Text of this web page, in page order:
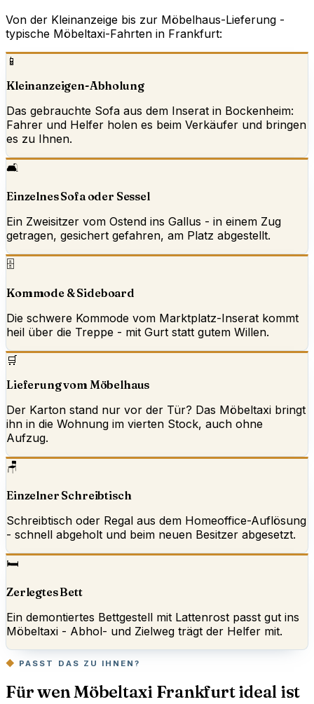
Von der Kleinanzeige bis zur Möbelhaus-Lieferung -
typische Möbeltaxi-Fahrten in Frankfurt:
📱
Kleinanzeigen-Abholung
Das gebrauchte Sofa aus dem Inserat in Bockenheim:
Fahrer und Helfer holen es beim Verkäufer und bringen
es zu Ihnen.
🛋️
Einzelnes Sofa oder Sessel
Ein Zweisitzer vom Ostend ins Gallus - in einem Zug
getragen, gesichert gefahren, am Platz abgestellt.
🗄️
Kommode & Sideboard
Die schwere Kommode vom Marktplatz-Inserat kommt
heil über die Treppe - mit Gurt statt gutem Willen.
🛒
Lieferung vom Möbelhaus
Der Karton stand nur vor der Tür? Das Möbeltaxi bringt
ihn in die Wohnung im vierten Stock, auch ohne
Aufzug.
🪑
Einzelner Schreibtisch
Schreibtisch oder Regal aus dem Homeoffice-Auflösung
- schnell abgeholt und beim neuen Besitzer abgesetzt.
🛏️
Zerlegtes Bett
Ein demontiertes Bettgestell mit Lattenrost passt gut ins
Möbeltaxi - Abhol- und Zielweg trägt der Helfer mit.
PASST DAS ZU IHNEN?
Für wen Möbeltaxi Frankfurt ideal ist